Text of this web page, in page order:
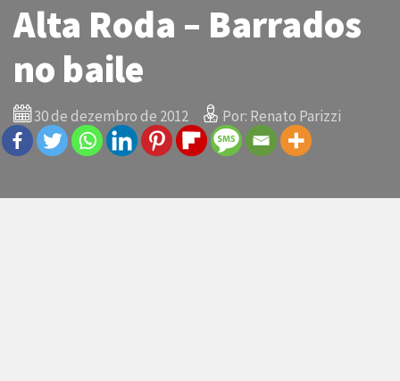
Alta Roda – Barrados
no baile
30 de dezembro de 2012 Por: Renato Parizzi